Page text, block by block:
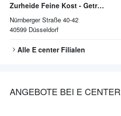
Zurheide Feine Kost - Getränkemarkt
Nürnberger Straße 40-42
40599 Düsseldorf
Alle E centerFilialen
ANGEBOTE BEI E CENTER